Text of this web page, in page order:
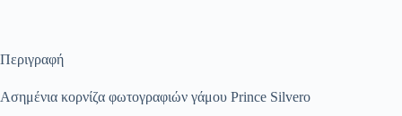
Περιγραφή
Ασημένια κορνίζα φωτογραφιών γάμου Prince Silvero